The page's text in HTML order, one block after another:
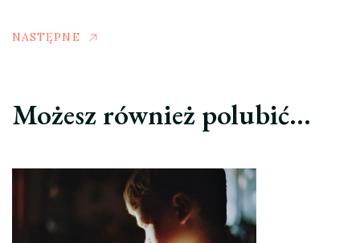
NASTĘPNE
Możesz również polubić…